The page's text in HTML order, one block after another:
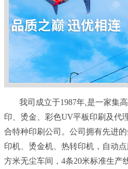
我司成立于1987年,是一家集
印、烫金、彩色UV平板印刷及代
合特种印刷公司。公司拥有先进
印机、烫金机、热转印机，自动
方米无尘车间，4条20米标准生产